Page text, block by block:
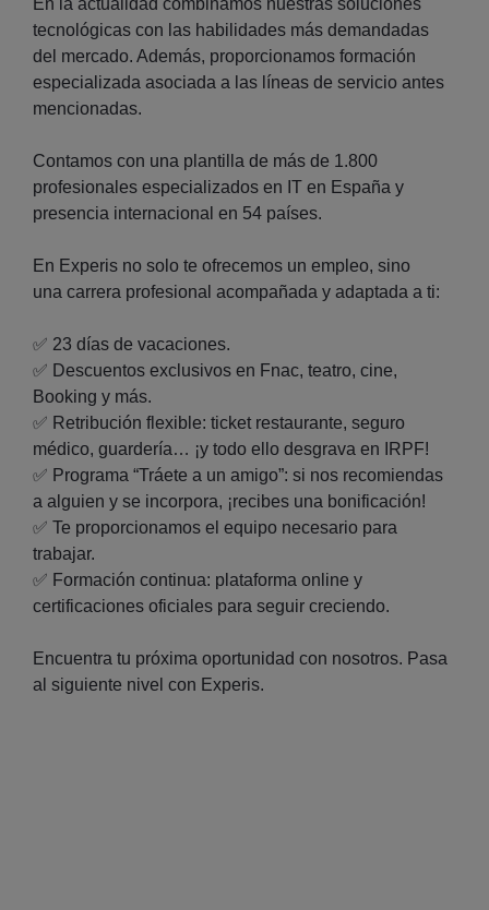
En la actualidad combinamos nuestras soluciones
tecnológicas con las habilidades más demandadas
del mercado. Además, proporcionamos formación
especializada asociada a las líneas de servicio antes
mencionadas.
Contamos con una plantilla de más de 1.800
profesionales especializados en IT en España y
presencia internacional en 54 países.
En Experis no solo te ofrecemos un empleo, sino
una carrera profesional acompañada y adaptada a ti:
✅ 23 días de vacaciones.
✅ Descuentos exclusivos en Fnac, teatro, cine,
Booking y más.
✅ Retribución flexible: ticket restaurante, seguro
médico, guardería… ¡y todo ello desgrava en IRPF!
✅ Programa “Tráete a un amigo”: si nos recomiendas
a alguien y se incorpora, ¡recibes una bonificación!
✅ Te proporcionamos el equipo necesario para
trabajar.
✅ Formación continua: plataforma online y
certificaciones oficiales para seguir creciendo.
Encuentra tu próxima oportunidad con nosotros. Pasa
al siguiente nivel con Experis.